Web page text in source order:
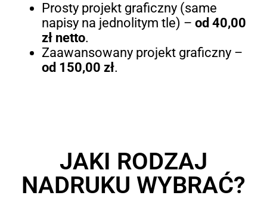
Prosty projekt graficzny (same
napisy na jednolitym tle) – od 40,00
zł netto.
Zaawansowany projekt graficzny –
od 150,00 zł.
JAKI RODZAJ
NADRUKU WYBRAĆ?